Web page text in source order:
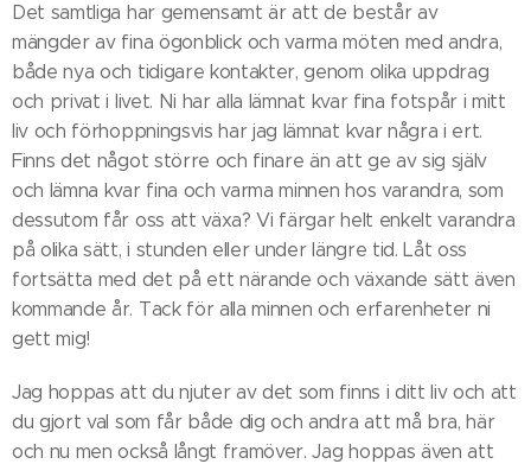
Det samtliga har gemensamt är att de består av
mängder av fina ögonblick och varma möten med andra,
både nya och tidigare kontakter, genom olika uppdrag
och privat i livet. Ni har alla lämnat kvar fina fotspår i mitt
liv och förhoppningsvis har jag lämnat kvar några i ert.
Finns det något större och finare än att ge av sig själv
och lämna kvar fina och varma minnen hos varandra, som
dessutom får oss att växa? Vi färgar helt enkelt varandra
på olika sätt, i stunden eller under längre tid. Låt oss
fortsätta med det på ett närande och växande sätt även
kommande år. Tack för alla minnen och erfarenheter ni
gett mig!
Jag hoppas att du njuter av det som finns i ditt liv och att
du gjort val som får både dig och andra att må bra, här
och nu men också långt framöver. Jag hoppas även att